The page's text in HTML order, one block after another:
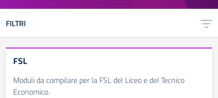
FILTRI
FSL
Moduli da compilare per la FSL del Liceo e del Tecnico
Economico.